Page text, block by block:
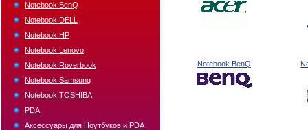
Notebook BenQ
Notebook BenQ
Notebook DELL
Notebook HP
Notebook Lenovo
Notebook Roverbook
Notebook Samsung
Notebook TOSHIBA
PDA
Аксессуары для Ноутбуков и PDA